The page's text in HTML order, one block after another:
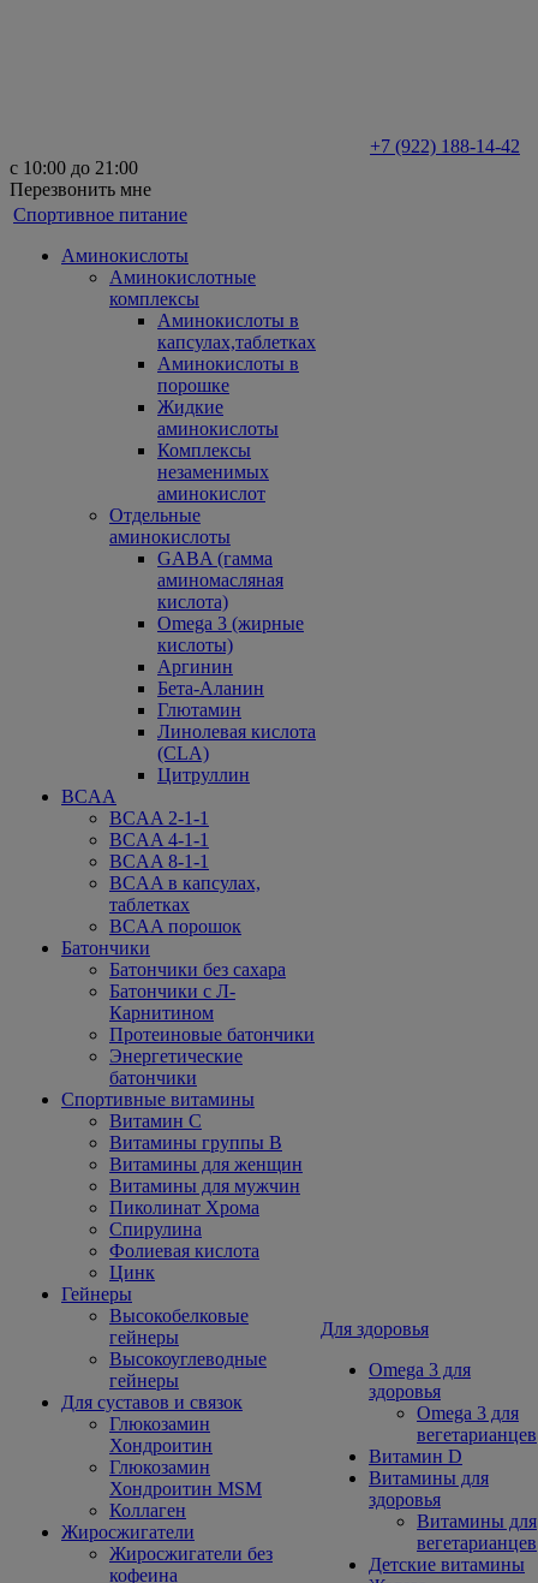
+7 (922) 188-14-42
с 10:00 до 21:00
Перезвонить мне
Спортивное питание
Аминокислоты
Аминокислотные
комплексы
Аминокислоты в
капсулах,таблетках
Аминокислоты в
порошке
Жидкие
аминокислоты
Комплексы
незаменимых
аминокислот
Отдельные
аминокислоты
GABA (гамма
аминомасляная
кислота)
Omega 3 (жирные
кислоты)
Аргинин
Бета-Аланин
Глютамин
Линолевая кислота
(CLA)
Цитруллин
BCAA
BCAA 2-1-1
BCAA 4-1-1
BCAA 8-1-1
BCAA в капсулах,
таблетках
BCAA порошок
Батончики
Батончики без сахара
Батончики с Л-
Карнитином
Протеиновые батончики
Энергетические
батончики
Спортивные витамины
Витамин С
Витамины группы В
Витамины для женщин
Витамины для мужчин
Пиколинат Хрома
Спирулина
Фолиевая кислота
Цинк
Гейнеры
Высокобелковые
гейнеры
Высокоуглеводные
гейнеры
Для суставов и связок
Глюкозамин
Хондроитин
Глюкозамин
Хондроитин MSM
Коллаген
Жиросжигатели
Жиросжигатели без
кофеина
Для здоровья
Omega 3 для
здоровья
Omega 3 для
вегетарианцев
Витамин D
Витамины для
здоровья
Витамины для
вегетарианцев
Детские витамины